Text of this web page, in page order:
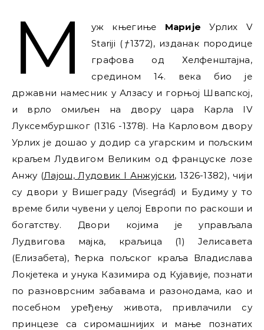
М уж књегиње Марије Урлих V
Stariji (†1372), изданак породице
графова од Хелфенштајна,
средином 14. века био је
државни намесник у Алзасу и горњој Швапској,
и врло омиљен на двору цара Карла IV
Луксембуршког (1316 -1378). На Карловом двору
Урлих је дошао у додир са угарским и пољским
краљем Лудвигом Великим од француске лозе
Анжу (Лајош, Лудовик I Анжујски, 1326-1382), чији
су двори у Вишеграду (Visegrád) и Будиму у то
време били чувени у целој Европи по раскоши и
богатству. Двори којима је управљала
Лудвигова мајка, краљица (1) Јелисавета
(Елизабета), ћерка пољског краља Владислава
Локјетека и унука Казимира од Кујавије, познати
по разноврсним забавама и разонодама, као и
посебном уређењу живота, привлачили су
принцезе са сиромашнијих и мање познатих